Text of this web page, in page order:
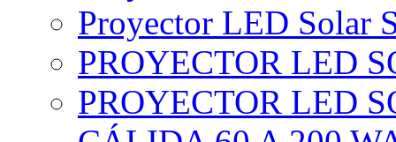
Proyector LED Solar
PROYECTOR LED
PROYECTOR LED